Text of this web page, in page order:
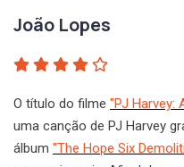
João Lopes
O título do filme "PJ Harvey:
uma canção de PJ Harvey
álbum "The Hope Six